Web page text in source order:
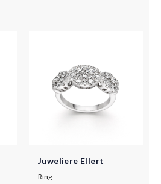
Juweliere Ellert
Ring